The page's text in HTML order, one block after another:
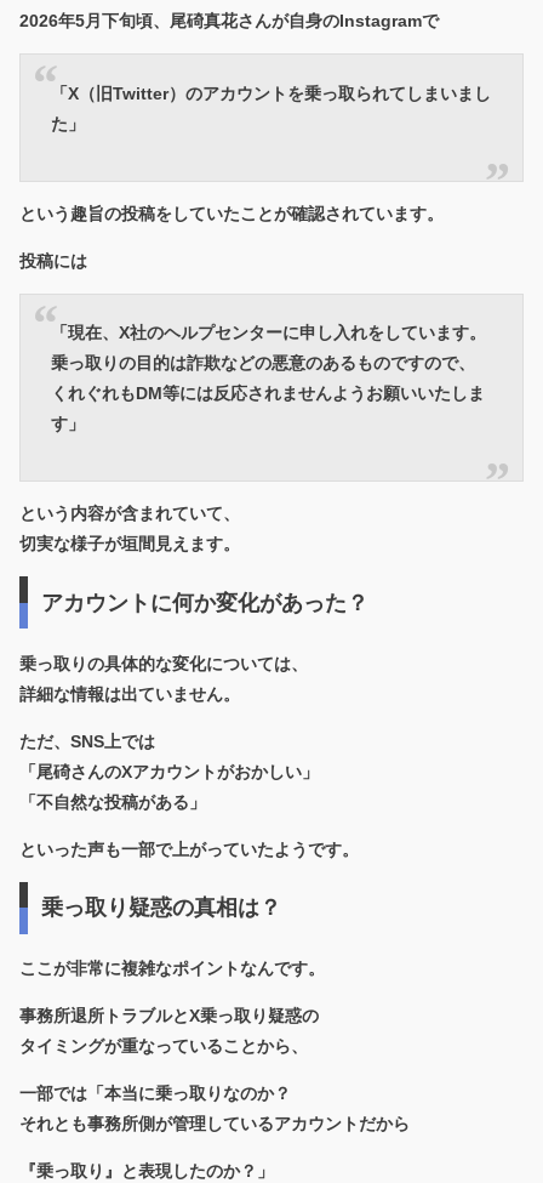
2026年5月下旬頃、尾碕真花さんが自身のInstagramで
「X（旧Twitter）のアカウントを乗っ取られてしまいまし
た」
という趣旨の投稿をしていたことが確認されています。
投稿には
「現在、X社のヘルプセンターに申し入れをしています。
乗っ取りの目的は詐欺などの悪意のあるものですので、
くれぐれもDM等には反応されませんようお願いいたしま
す」
という内容が含まれていて、
切実な様子が垣間見えます。
アカウントに何か変化があった？
乗っ取りの具体的な変化については、
詳細な情報は出ていません。
ただ、SNS上では
「尾碕さんのXアカウントがおかしい」
「不自然な投稿がある」
といった声も一部で上がっていたようです。
乗っ取り疑惑の真相は？
ここが非常に複雑なポイントなんです。
事務所退所トラブルとX乗っ取り疑惑の
タイミングが重なっていることから、
一部では「本当に乗っ取りなのか？
それとも事務所側が管理しているアカウントだから
『乗っ取り』と表現したのか？」